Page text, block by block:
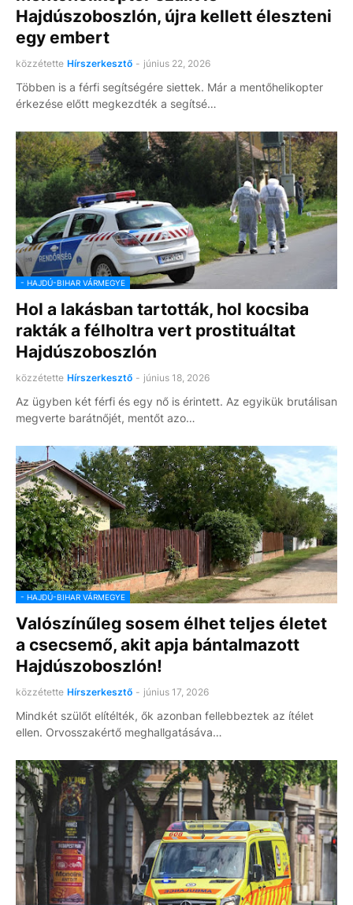
Hajdúszoboszlón, újra kellett éleszteni
egy embert
közzétette Hírszerkesztő - június 22, 2026
Többen is a férfi segítségére siettek. Már a mentőhelikopter
érkezése előtt megkezdték a segítsé…
- HAJDÚ-BIHAR VÁRMEGYE
Hol a lakásban tartották, hol kocsiba
rakták a félholtra vert prostituáltat
Hajdúszoboszlón
közzétette Hírszerkesztő - június 18, 2026
Az ügyben két férfi és egy nő is érintett. Az egyikük brutálisan
megverte barátnőjét, mentőt azo…
- HAJDÚ-BIHAR VÁRMEGYE
Valószínűleg sosem élhet teljes életet
a csecsemő, akit apja bántalmazott
Hajdúszoboszlón!
közzétette Hírszerkesztő - június 17, 2026
Mindkét szülőt elítélték, ők azonban fellebbeztek az ítélet
ellen. Orvosszakértő meghallgatásáva…